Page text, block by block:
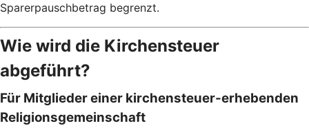
Sparerpauschbetrag begrenzt.
Wie wird die Kirchensteuer
abgeführt?
Für Mitglieder einer kirchensteuer-erhebenden
Religionsgemeinschaft